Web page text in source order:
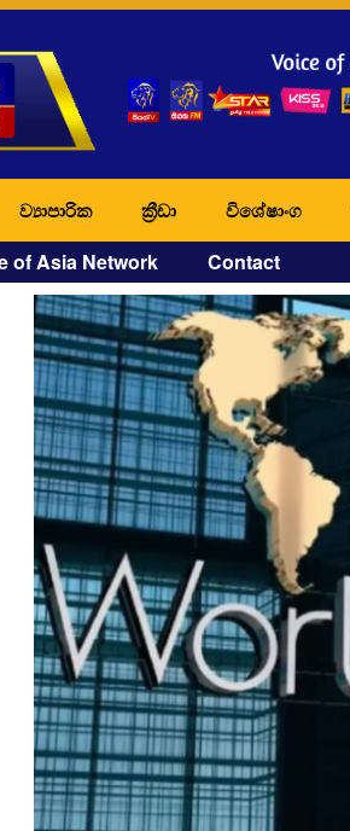
ව්‍යාපාරික ක්‍රීඩා විශේෂාංග
of Asia Network Contact